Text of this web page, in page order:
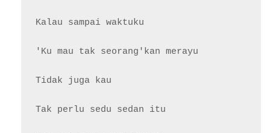
Kalau sampai waktuku
'Ku mau tak seorang'kan merayu
Tidak juga kau
Tak perlu sedu sedan itu